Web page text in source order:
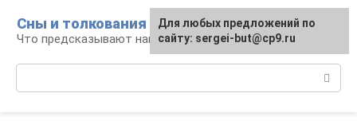
контенту
Сны и толкования
Что предсказывают нам наши сны
Для любых предложений по
сайту: sergei-but@cp9.ru